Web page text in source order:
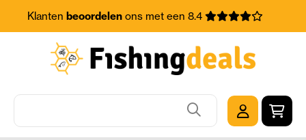
Klanten beoordelenons met een 8.4